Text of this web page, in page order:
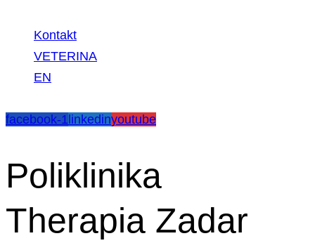
Kontakt
VETERINA
EN
facebook-1 linkedinyoutube
Poliklinika
Therapia Zadar